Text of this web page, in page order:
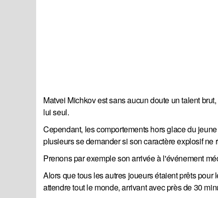
Matvei Michkov est sans aucun doute un talent
lui seul.
Cependant, les comportements hors glace du
plusieurs se demander si son caractère explosif
Prenons par exemple son arrivée à l'événement
Alors que tous les autres joueurs étaient prêts
attendre tout le monde, arrivant avec près de 30